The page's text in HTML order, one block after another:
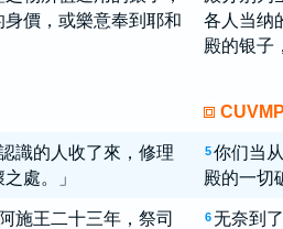
價，或樂意奉到耶和
各人当纳
殿的银子，
識的人收了來，修理
處。」
5 你们当
殿的一切
施王二十三年，祭司
6 无奈到